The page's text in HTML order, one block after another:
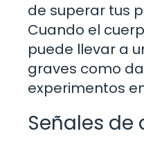
de superar tus
Cuando el
puede llevar a
graves como
experimentos
Señales